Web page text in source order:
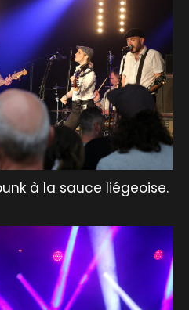
à la sauce liégeoise.